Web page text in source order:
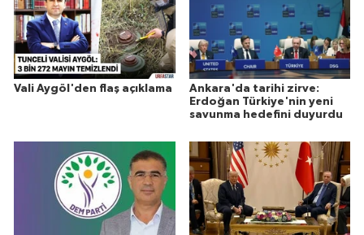
Vali Aygöl'den flaş açıklama
Ankara'da tarihi zirve:
Erdoğan Türkiye'nin yeni
savunma hedefini duyurdu